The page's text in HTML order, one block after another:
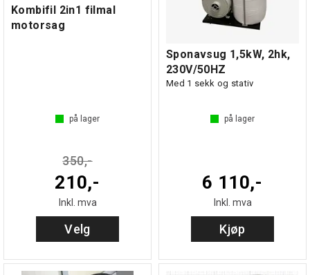
Kombifil 2in1 filmal
motorsag
på lager
350,-
210,-
Inkl. mva
Velg
Sponavsug 1,5kW, 2hk,
230V/50HZ
Med 1 sekk og stativ
på lager
6 110,-
Inkl. mva
Kjøp